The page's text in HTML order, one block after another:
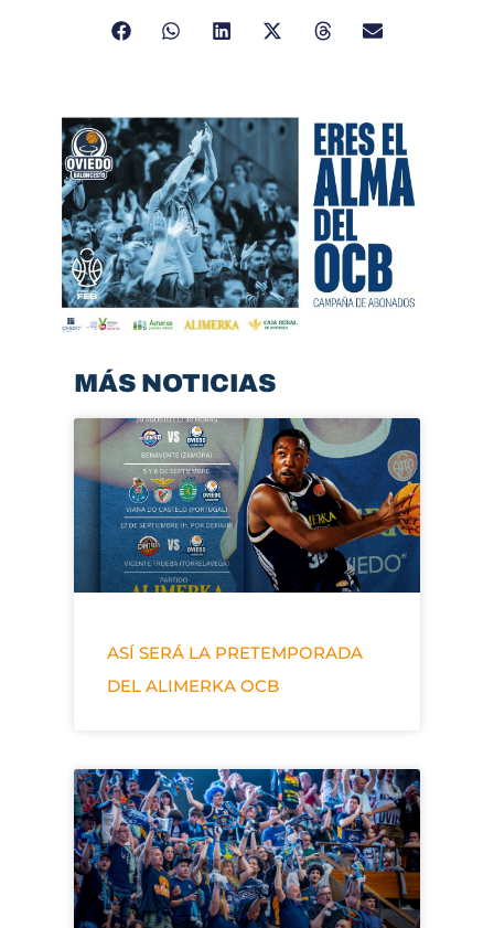
MÁS NOTICIAS
ASÍ SERÁ LA PRETEMPORADA
DEL ALIMERKA OCB